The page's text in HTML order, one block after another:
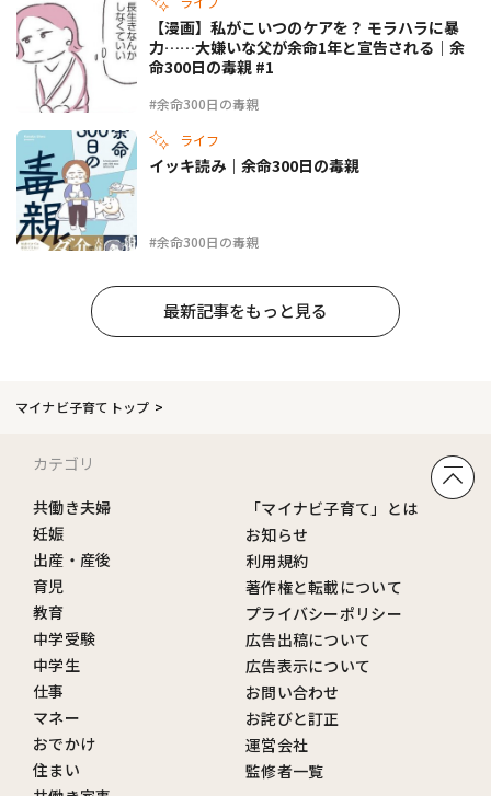
#余命300日の毒親
【漫画】私がこいつのケアを？ モラハラに暴
力……大嫌いな父が余命1年と宣告される｜余
命300日の毒親 #1
ライフ
#余命300日の毒親
イッキ読み｜余命300日の毒親
最新記事をもっと見る
マイナビ子育てトップ
カテゴリ
共働き夫婦
妊娠
出産・産後
育児
教育
中学受験
中学生
仕事
マネー
おでかけ
住まい
「マイナビ子育て」とは
お知らせ
利用規約
著作権と転載について
プライバシーポリシー
広告出稿について
広告表示について
お問い合わせ
お詫びと訂正
運営会社
監修者一覧